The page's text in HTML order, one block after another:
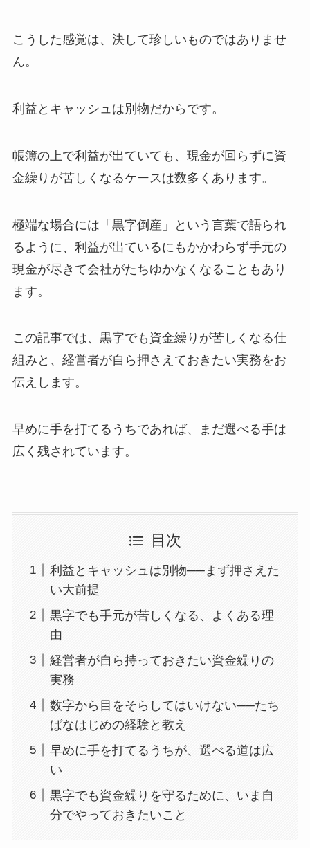
こうした感覚は、決して珍しいものではありませ
ん。
利益とキャッシュは別物だからです。
帳簿の上で利益が出ていても、現金が回らずに資
金繰りが苦しくなるケースは数多くあります。
極端な場合には「黒字倒産」という言葉で語られ
るように、利益が出ているにもかかわらず手元の
現金が尽きて会社がたちゆかなくなることもあり
ます。
この記事では、黒字でも資金繰りが苦しくなる仕
組みと、経営者が自ら押さえておきたい実務をお
伝えします。
早めに手を打てるうちであれば、まだ選べる手は
広く残されています。
目次
利益とキャッシュは別物──まず押さえた
い大前提
黒字でも手元が苦しくなる、よくある理
由
経営者が自ら持っておきたい資金繰りの
実務
数字から目をそらしてはいけない──たち
ばなはじめの経験と教え
早めに手を打てるうちが、選べる道は広
い
黒字でも資金繰りを守るために、いま自
分でやっておきたいこと